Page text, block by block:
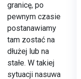
granicę, po
pewnym czasie
postanawiamy
tam zostać na
dłużej lub na
stałe. W takiej
sytuacji nasuwa